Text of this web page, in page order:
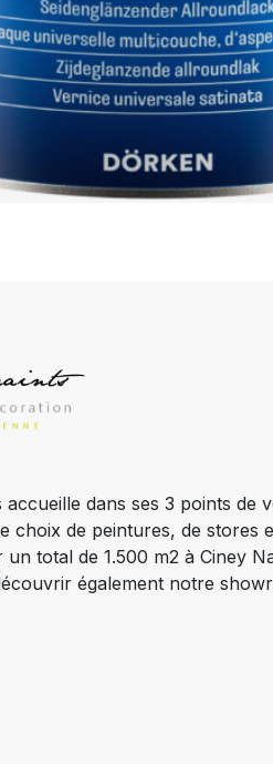
dans ses 3 points de
choix de peintures, de stores
un total de 1.500 m2 à Ciney
également notre